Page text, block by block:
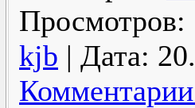
Просмотров:
kjb | Дата: